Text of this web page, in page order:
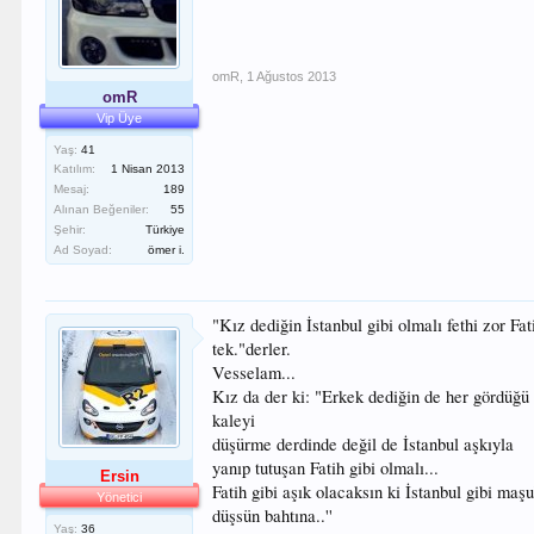
omR
Vip Üye
Yaş: 41
Katılım:
1 Nisan 2013
Mesaj:
189
Alınan Beğeniler:
55
Şehir:
Türkiye
Ad Soyad:
ömer i.
omR 1 Ağustos 2013
Ersin
Yönetici
Yaş: 36
"Kız dediğin İstanbul gibi olmalı fethi zor
tek."derler.
Vesselam...
Kız da der ki: "Erkek dediğin de her gördüğü
kaleyi
düşürme derdinde değil de İstanbul aşkıyla
yanıp tutuşan Fatih gibi olmalı...
Fatih gibi aşık olacaksın ki İstanbul gibi
düşsün bahtına..''